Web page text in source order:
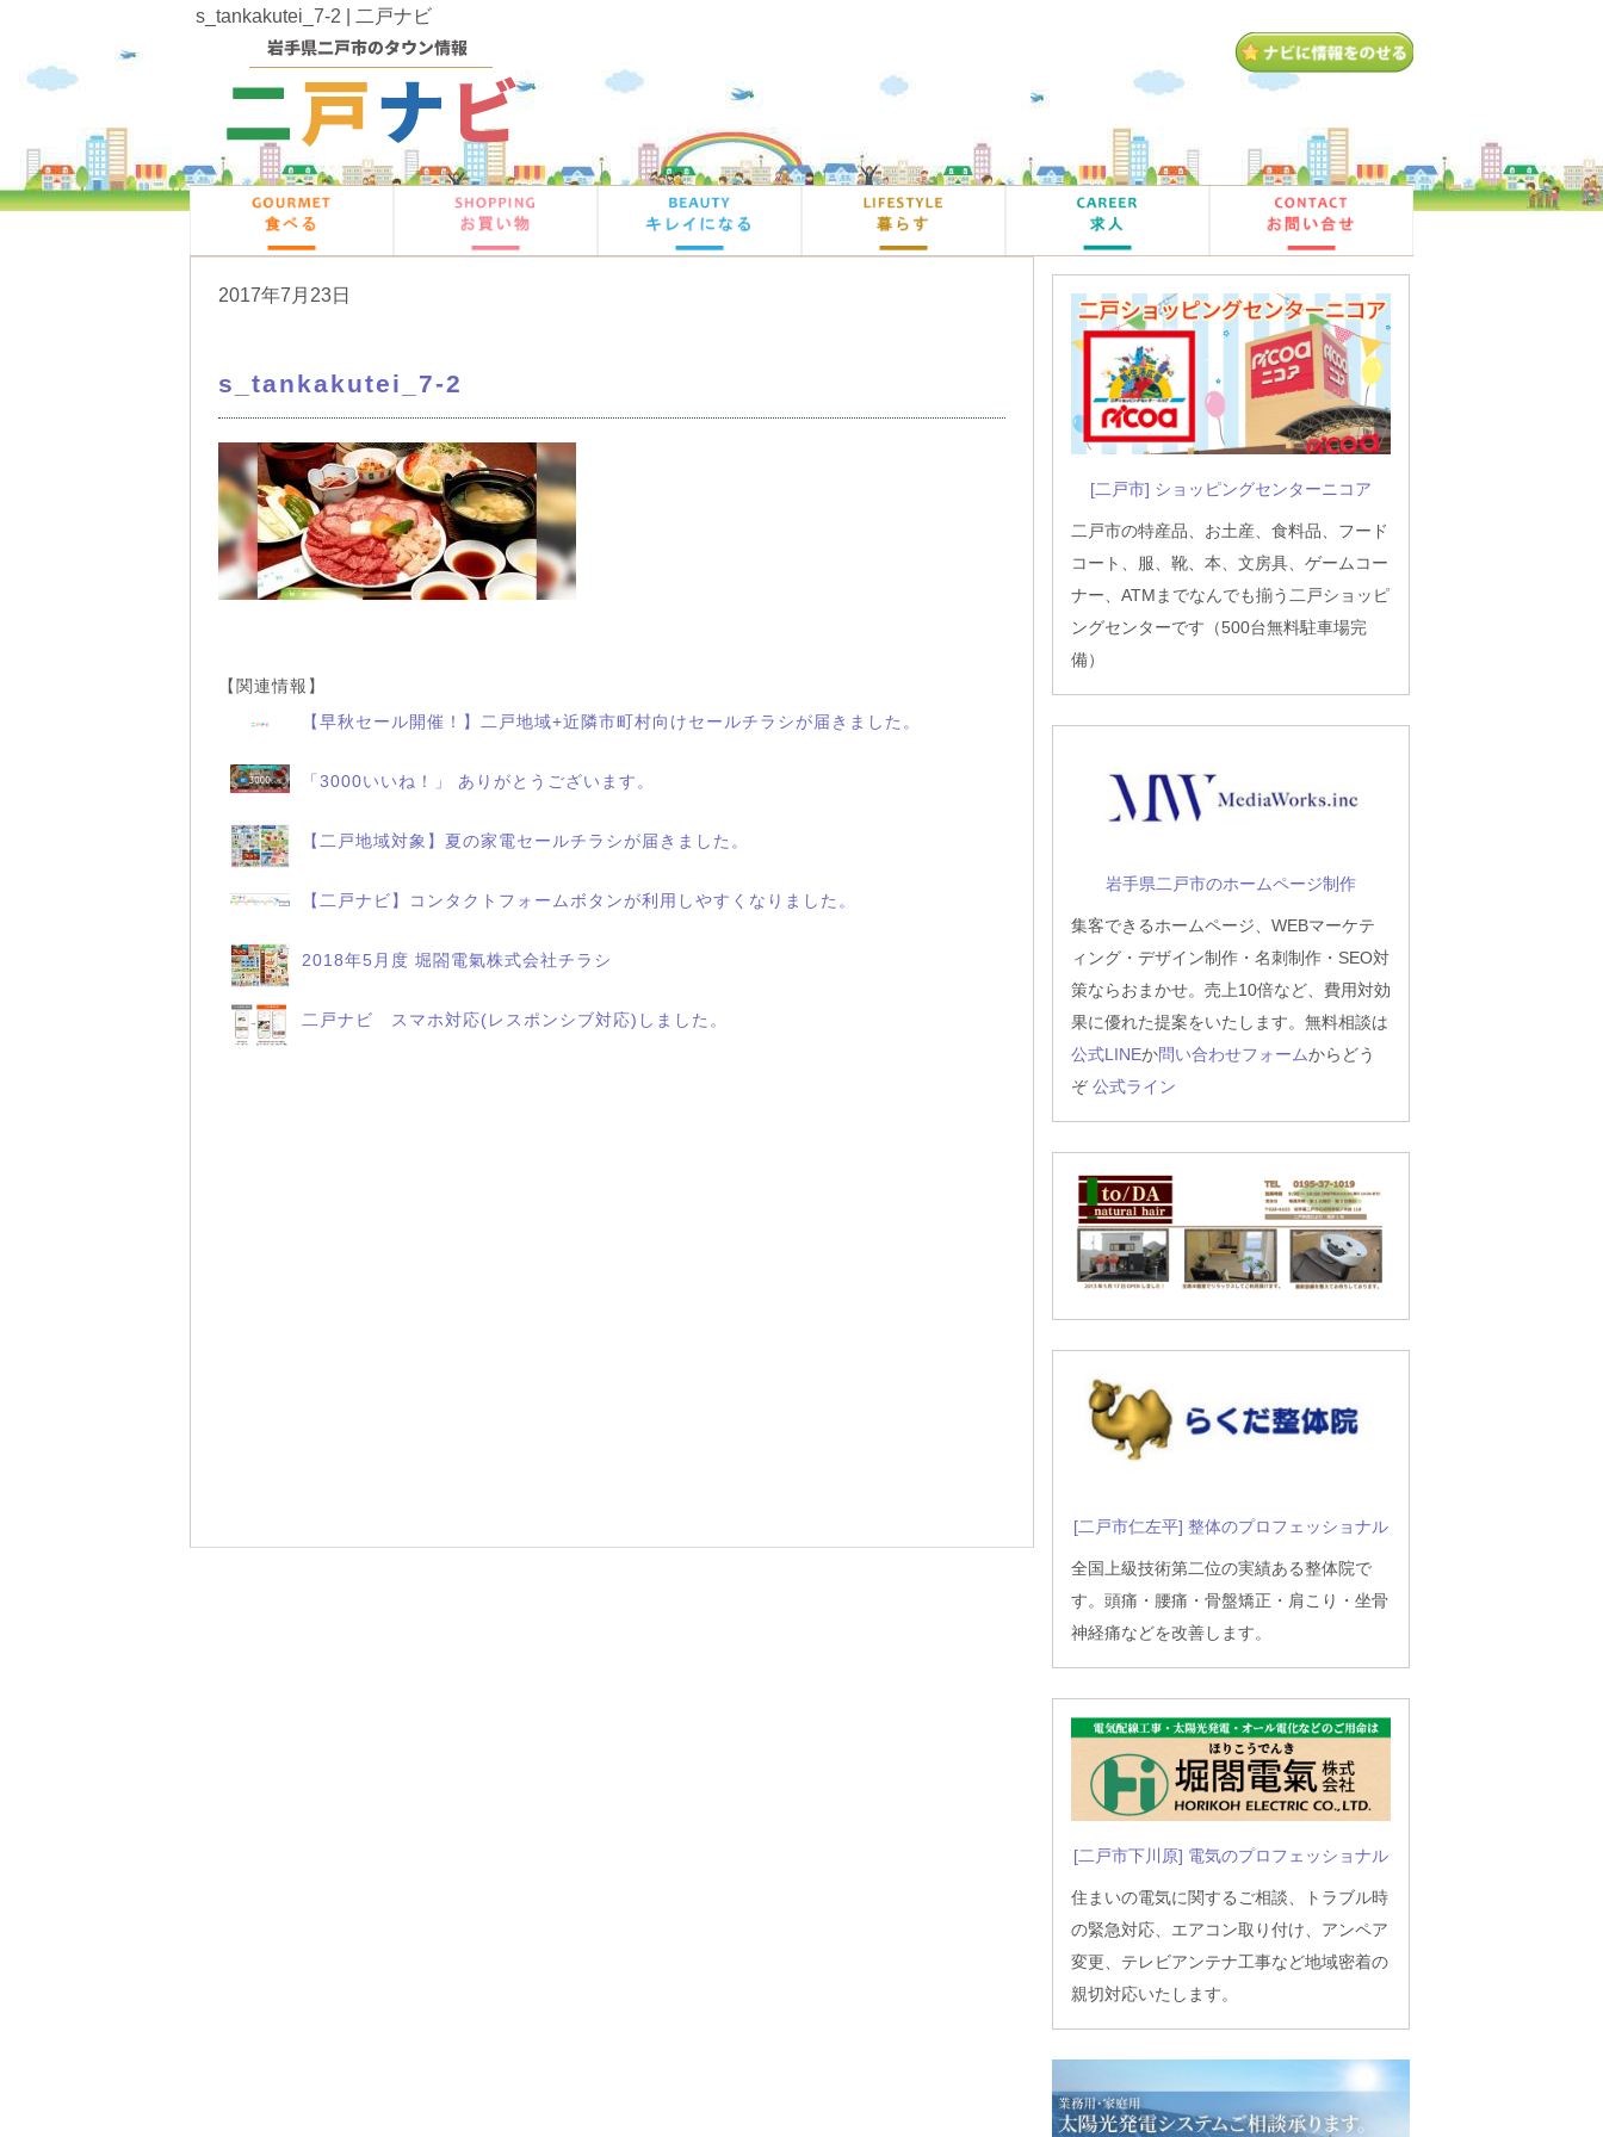
s_tankakutei_7-2 | 二戸ナビ
2017年7月23日
s_tankakutei_7-2
【関連情報】
【早秋セール開催！】二戸地域+近隣市町村向けセールチラシが届きました。
「3000いいね！」 ありがとうございます。
【二戸地域対象】夏の家電セールチラシが届きました。
【二戸ナビ】コンタクトフォームボタンが利用しやすくなりました。
2018年5月度 堀閤電氣株式会社チラシ
二戸ナビ スマホ対応(レスポンシブ対応)しました。
[二戸市] ショッピングセンターニコア
二戸市の特産品、お土産、食料品、フード
コート、服、靴、本、文房具、ゲームコー
ナー、ATMまでなんでも揃う二戸ショッピ
ングセンターです（500台無料駐車場完
備）
岩手県二戸市のホームページ制作
集客できるホームページ、WEBマーケテ
ィング・デザイン制作・名刺制作・SEO対
策ならおまかせ。売上10倍など、費用対効
果に優れた提案をいたします。無料相談は
公式LINEか問い合わせフォームからどう
ぞ 公式ライン
[二戸市仁左平] 整体のプロフェッショナル
全国上級技術第二位の実績ある整体院で
す。頭痛・腰痛・骨盤矯正・肩こり・坐骨
神経痛などを改善します。
[二戸市下川原] 電気のプロフェッショナル
住まいの電気に関するご相談、トラブル時
の緊急対応、エアコン取り付け、アンペア
変更、テレビアンテナ工事など地域密着の
親切対応いたします。